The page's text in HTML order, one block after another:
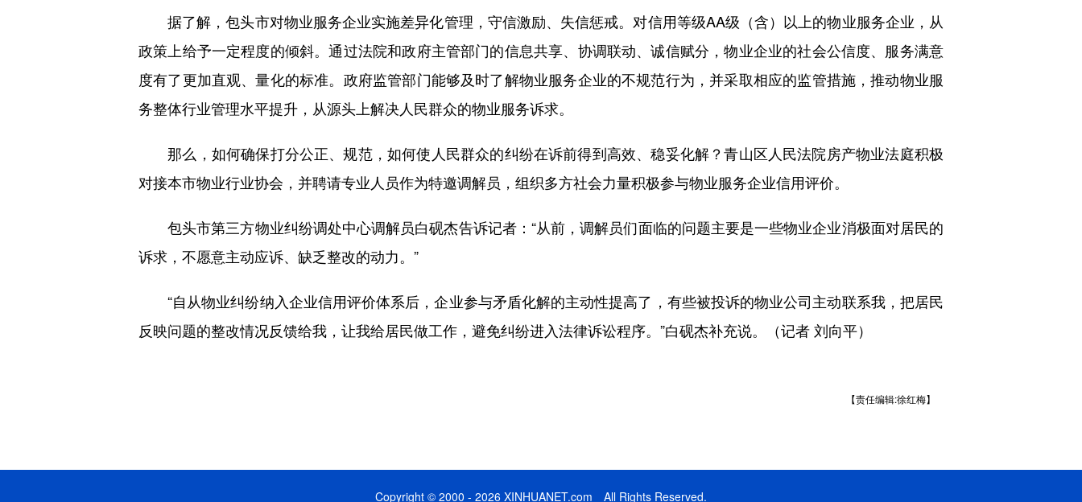
据了解，包头市对物业服务企业实施差异化管理，守信激励、失信惩戒。对信用等级AA级（含）以上的物业服务企业，从
政策上给予一定程度的倾斜。通过法院和政府主管部门的信息共享、协调联动、诚信赋分，物业企业的社会公信度、服务满意
度有了更加直观、量化的标准。政府监管部门能够及时了解物业服务企业的不规范行为，并采取相应的监管措施，推动物业服
务整体行业管理水平提升，从源头上解决人民群众的物业服务诉求。
那么，如何确保打分公正、规范，如何使人民群众的纠纷在诉前得到高效、稳妥化解？青山区人民法院房产物业法庭积极
对接本市物业行业协会，并聘请专业人员作为特邀调解员，组织多方社会力量积极参与物业服务企业信用评价。
包头市第三方物业纠纷调处中心调解员白砚杰告诉记者：“从前，调解员们面临的问题主要是一些物业企业消极面对居民的
诉求，不愿意主动应诉、缺乏整改的动力。”
“自从物业纠纷纳入企业信用评价体系后，企业参与矛盾化解的主动性提高了，有些被投诉的物业公司主动联系我，把居民
反映问题的整改情况反馈给我，让我给居民做工作，避免纠纷进入法律诉讼程序。”白砚杰补充说。（记者 刘向平）
【责任编辑:徐红梅】
Copyright © 2000 - 2026 XINHUANET.com All Rights Reserved.